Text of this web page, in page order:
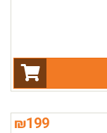
₪199